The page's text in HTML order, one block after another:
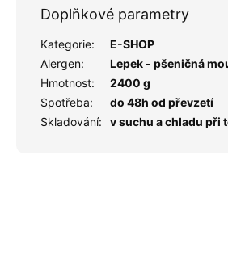
Doplňkové parametry
Kategorie:
E-SHOP
Alergen:
Lepek - pšeničná
Hmotnost:
2400 g
Spotřeba:
do 48h od převzetí
Skladování: v suchu a chladu při